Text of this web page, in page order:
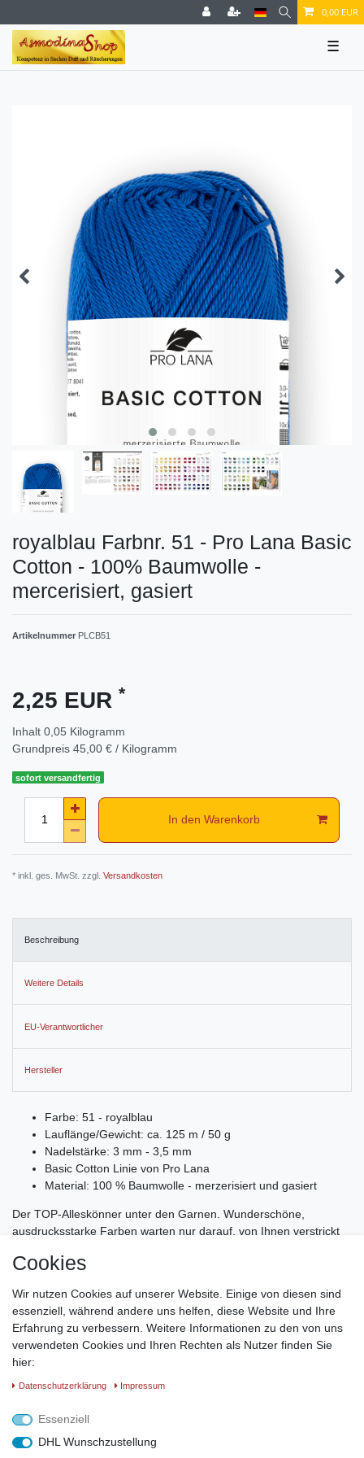
0,00 EUR
☰
royalblau Farbnr. 51 - Pro Lana Basic
Cotton - 100% Baumwolle -
mercerisiert, gasiert
Artikelnummer PLCB51
2,25 EUR *
Inhalt 0,05 Kilogramm
Grundpreis 45,00 € / Kilogramm
sofort versandfertig
In den Warenkorb
* inkl. ges. MwSt. zzgl. Versandkosten
Beschreibung
Weitere Details
EU-Verantwortlicher
Hersteller
Farbe: 51 - royalblau
Lauflänge/Gewicht: ca. 125 m / 50 g
Nadelstärke: 3 mm - 3,5 mm
Basic Cotton Linie von Pro Lana
Material: 100 % Baumwolle - merzerisiert und gasiert
Der TOP-Alleskönner unter den Garnen. Wunderschöne,
ausdrucksstarke Farben warten nur darauf, von Ihnen verstrickt
oder dekorative Accessoires wie Einkaufsnetze, Körbchen,
- dieses Garn ist wundervoll weich und luftig.
Maschenprobe: 24 Maschen x 32 Reihen = 10 × 10 cm
Verbrauch ca. 500 g für einen Damenpullover Größe 40
Cookies
Wir nutzen Cookies auf unserer Website. Einige von diesen sind
essenziell, während andere uns helfen, diese Website und Ihre
Erfahrung zu verbessern. Weitere Informationen zu den von uns
verwendeten Cookies und Ihren Rechten als Nutzer finden Sie
hier:
Daten­schutz­erklärung Impressum
Essenziell
DHL Wunschzustellung